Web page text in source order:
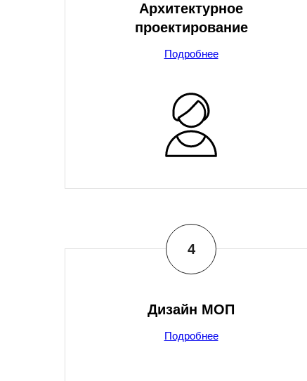
Архитектурное
проектирование
Подробнее
Дизайн МОП
Подробнее